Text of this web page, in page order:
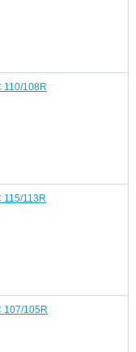
110/108R
115/113R
107/105R